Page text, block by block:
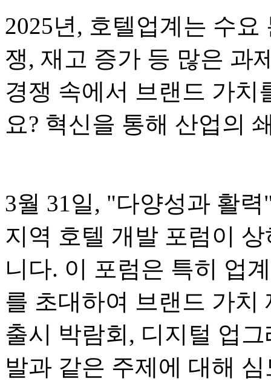
2025년, 호텔업계는 수
쟁, 재고 증가 등 많은 과
경쟁 속에서 브랜드 가치
요? 혁신을 통해 산업의
3월 31일, "다양성과 활
지역 호텔 개발 포럼이
니다. 이 포럼은 특히 업
를 초대하여 브랜드 가치
출시 박람회, 디지털 업
발과 같은 주제에 대해